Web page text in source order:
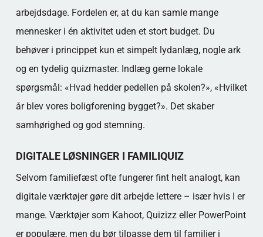
arbejdsdage. Fordelen er, at du kan samle mange
mennesker i én aktivitet uden et stort budget. Du
behøver i princippet kun et simpelt lydanlæg, nogle ark
og en tydelig quizmaster. Indlæg gerne lokale
spørgsmål: «Hvad hedder pedellen på skolen?», «Hvilket
år blev vores boligforening bygget?». Det skaber
samhørighed og god stemning.
DIGITALE LØSNINGER I FAMILIQUIZ
Selvom familiefæst ofte fungerer fint helt analogt, kan
digitale værktøjer gøre dit arbejde lettere – især hvis I er
mange. Værktøjer som Kahoot, Quizizz eller PowerPoint
er populære, men du bør tilpasse dem til familier i